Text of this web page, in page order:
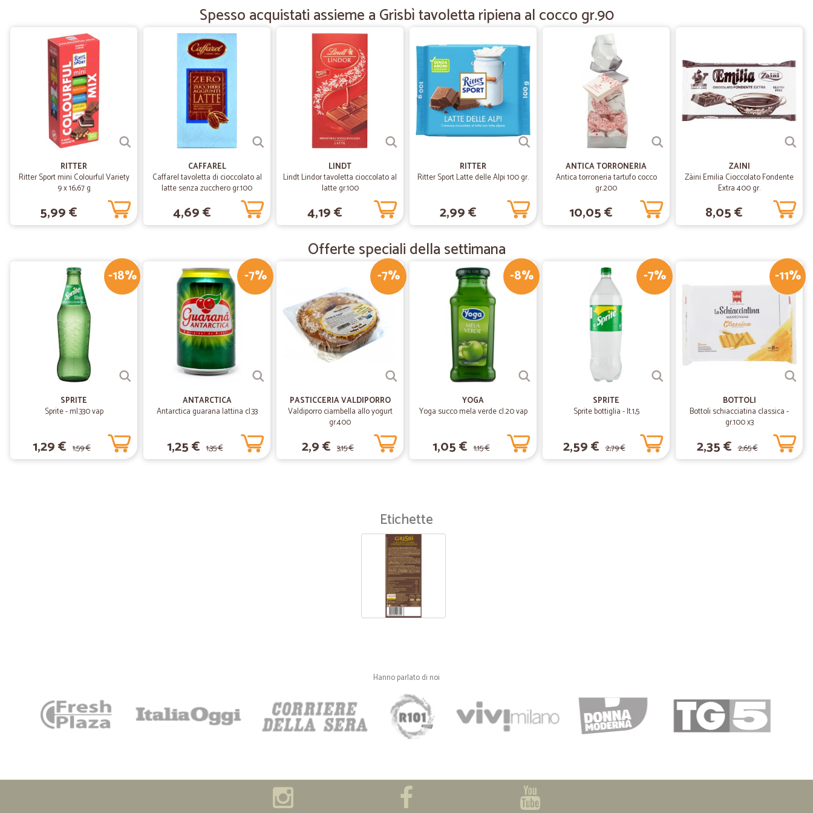
—Eva T.
Disponibilita' , puntualita' imballi ok.
12/09/2020
Trustpilot
Prodotti di alta qualità e servizio…
Prodotti di alta qualità e servizio impeccabile. L'unica pecca è non poter scegliere la fascia
oraria di arrivo della merce in modo da non avere problemi per chi lavora.
26/08/2020
—Gianluca C.
Precisi.Puntuali.Affidabili
—Concetta M.
Ottimo servizio
Ottimo servizio, formaggi buoni, frutta non buona, mi è arrivata, mille, marcia, mai più
28/07/2019
Olio buonissimo
Olio buonissimo, consegna ottima
Spesso acquistati assieme a Grisbì tavoletta ripiena al cocco gr.90
RITTER
Ritter Sport mini Colourful Variety
9 x 16,67 g
5,99 €
CAFFAREL
Caffarel tavoletta di cioccolato al
latte senza zucchero gr.100
4,69 €
LINDT
Lindt Lindor tavoletta cioccolato al
latte gr.100
4,19 €
RITTER
Ritter Sport Latte delle Alpi 100 gr.
2,99 €
ANTICA TORRONERIA
Antica torroneria tartufo cocco
gr.200
10,05 €
ZAINI
Zàini Emilia Cioccolato Fondente
Extra 400 gr.
8,05 €
Offerte speciali della settimana
-18%
SPRITE
Sprite - ml.330 vap
1,29 € 1,59 €
-7%
ANTARCTICA
Antarctica guarana lattina cl.33
1,25 € 1,35 €
-7%
PASTICCERIA VALDIPORRO
Valdiporro ciambella allo yogurt
gr.400
2,9 € 3,15 €
-8%
YOGA
Yoga succo mela verde cl.20 vap
1,05 € 1,15 €
-7%
SPRITE
Sprite bottiglia - lt.1,5
2,59 € 2,79 €
-11%
BOTTOLI
Bottoli schiacciatina classica -
gr.100 x3
2,35 € 2,65 €
Etichette
Hanno parlato di noi